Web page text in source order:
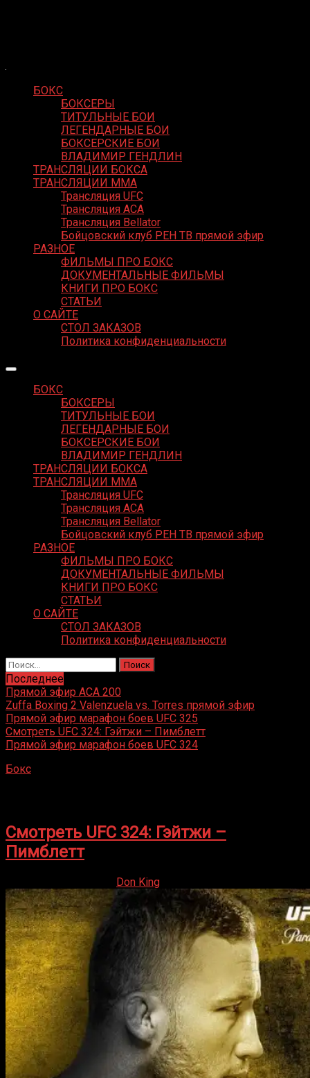
БОКС
БОКСЕРЫ
ТИТУЛЬНЫЕ БОИ
ЛЕГЕНДАРНЫЕ БОИ
БОКСЕРСКИЕ БОИ
ВЛАДИМИР ГЕНДЛИН
ТРАНСЛЯЦИИ БОКСА
ТРАНСЛЯЦИИ MMA
Трансляция UFC
Трансляция ACA
Трансляция Bellator
Бойцовский клуб РЕН ТВ прямой эфир
РАЗНОЕ
ФИЛЬМЫ ПРО БОКС
ДОКУМЕНТАЛЬНЫЕ ФИЛЬМЫ
КНИГИ ПРО БОКС
СТАТЬИ
О САЙТЕ
СТОЛ ЗАКАЗОВ
Политика конфиденциальности
БОКС
БОКСЕРЫ
ТИТУЛЬНЫЕ БОИ
ЛЕГЕНДАРНЫЕ БОИ
БОКСЕРСКИЕ БОИ
ВЛАДИМИР ГЕНДЛИН
ТРАНСЛЯЦИИ БОКСА
ТРАНСЛЯЦИИ MMA
Трансляция UFC
Трансляция ACA
Трансляция Bellator
Бойцовский клуб РЕН ТВ прямой эфир
РАЗНОЕ
ФИЛЬМЫ ПРО БОКС
ДОКУМЕНТАЛЬНЫЕ ФИЛЬМЫ
КНИГИ ПРО БОКС
СТАТЬИ
О САЙТЕ
СТОЛ ЗАКАЗОВ
Политика конфиденциальности
Найти:
Последнее
Прямой эфир ACA 200
Zuffa Boxing 2 Valenzuela vs. Torres прямой эфир
Прямой эфир марафон боев UFC 325
Смотреть UFC 324: Гэйтжи – Пимблетт
Прямой эфир марафон боев UFC 324
Бокс
Смотреть UFC 324: Гэйтжи –
Пимблетт
Don King